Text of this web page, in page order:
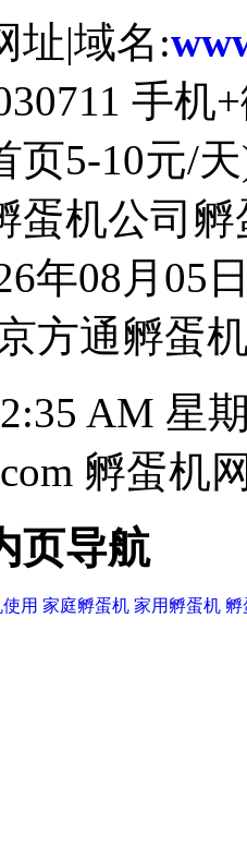
址|域名:
手机
页5-10元/
蛋机公司
年08月05
方通孵蛋
AM 星
孵蛋机
页导航
用 家庭孵蛋机 家用孵蛋机 孵